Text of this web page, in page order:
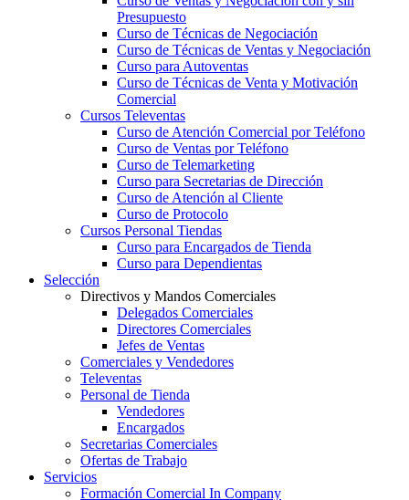
Presupuesto
Curso de Técnicas de Negociación
Curso de Técnicas de Ventas y Negociación
Curso para Autoventas
Curso de Técnicas de Venta y Motivación
Comercial
Cursos Televentas
Curso de Atención Comercial por Teléfono
Curso de Ventas por Teléfono
Curso de Telemarketing
Curso para Secretarias de Dirección
Curso de Atención al Cliente
Curso de Protocolo
Cursos Personal Tiendas
Curso para Encargados de Tienda
Curso para Dependientas
Selección
Directivos y Mandos Comerciales
Delegados Comerciales
Directores Comerciales
Jefes de Ventas
Comerciales y Vendedores
Televentas
Personal de Tienda
Vendedores
Encargados
Secretarias Comerciales
Ofertas de Trabajo
Servicios
Formación Comercial In Company